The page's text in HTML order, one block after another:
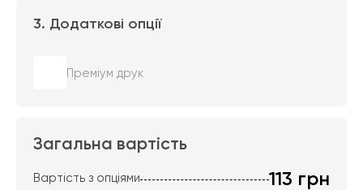
3. Додаткові опції
Преміум друк
Загальна вартість
Вартість з опціями 113 грн